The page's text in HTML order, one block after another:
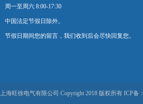
周一至周六 8:00-17:30
中国法定节假日除外。
节假日期间您的留言，我们收到后会尽快回复您。
上海旺徐电气有限公司 Copyright 2018 版权所有 ICP备：